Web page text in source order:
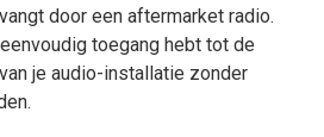
door een aftermarket radio.
toegang hebt tot de
je audio-installatie zonder